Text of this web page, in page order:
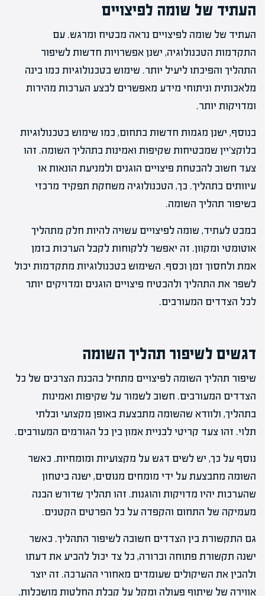
העתיד של שומה לפיצויים
העתיד של שומה לפיצויים נראה מבטיח ומרגש. עם
התקדמות הטכנולוגיה, ישנן אפשרויות חדשות לשיפור
התהליך והפיכתו ליעיל יותר. שימוש בטכנולוגיות כמו בינה
מלאכותית וניתוחי מידע מאפשרים לבצע הערכות מהירות
ומדויקות יותר.
בנוסף, ישנן מגמות חדשות בתחום, כמו שימוש בטכנולוגיות
בלוקצ'יין שמבטיחות שקיפות ואמינות בתהליך השומה. זהו
צעד חשוב להבטחת פיצויים הוגנים ולמניעת הונאות או
עיוותים בתהליך. כך, הטכנולוגיה משחקת תפקיד מרכזי
בשיפור תהליך השומה.
במבט לעתיד, שומה לפיצויים עשויה להיות חלק מתהליך
אוטומטי ומקוון. זה יאפשר ללקוחות לקבל הערכות בזמן
אמת ולחסוך זמן וכסף. השימוש בטכנולוגיות מתקדמות יכול
לשפר את התהליך ולהבטיח פיצויים הוגנים ומדויקים יותר
לכל הצדדים המעורבים.
דגשים לשיפור תהליך השומה
שיפור תהליך השומה לפיצויים מתחיל בהבנת הצרכים של כל
הצדדים המעורבים. חשוב לשמור על שקיפות ואמינות
בתהליך, ולוודא שהשומה מתבצעת באופן מקצועי ובלתי
תלוי. זהו צעד קריטי לבניית אמון בין כל הגורמים המעורבים.
נוסף על כך, יש לשים דגש על מקצועיות ומומחיות. כאשר
השומה מתבצעת על ידי מומחים מנוסים, ישנה ביטחון
שהערכות יהיו מדויקות והוגנות. זהו תהליך שדורש הבנה
מעמיקה של התחום והקפדה על כל הפרטים הקטנים.
גם התקשורת בין הצדדים חשובה לשיפור התהליך. כאשר
ישנה תקשורת פתוחה וברורה, כל צד יכול להביע את דעתו
ולהבין את השיקולים שעומדים מאחורי ההערכה. זה יוצר
אווירה של שיתוף פעולה ומקל על קבלת החלטות מושכלות.